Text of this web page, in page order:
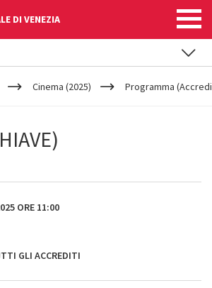
DI VENEZIA
Cinema (2025) Programma
ORE 11:00
GLI ACCREDITI